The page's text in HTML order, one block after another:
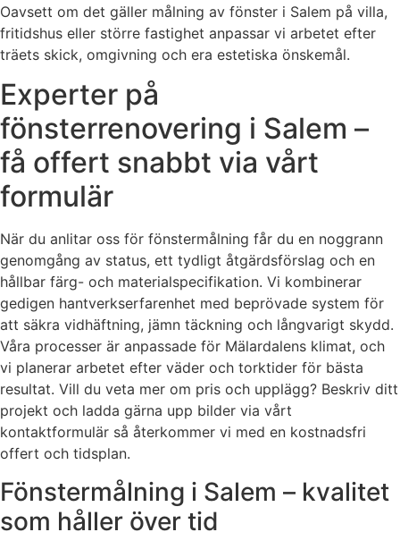
Oavsett om det gäller målning av fönster i Salem på villa,
fritidshus eller större fastighet anpassar vi arbetet efter
träets skick, omgivning och era estetiska önskemål.
Experter på
fönsterrenovering i Salem –
få offert snabbt via vårt
formulär
När du anlitar oss för fönstermålning får du en noggrann
genomgång av status, ett tydligt åtgärdsförslag och en
hållbar färg- och materialspecifikation. Vi kombinerar
gedigen hantverkserfarenhet med beprövade system för
att säkra vidhäftning, jämn täckning och långvarigt skydd.
Våra processer är anpassade för Mälardalens klimat, och
vi planerar arbetet efter väder och torktider för bästa
resultat. Vill du veta mer om pris och upplägg? Beskriv ditt
projekt och ladda gärna upp bilder via vårt
kontaktformulär så återkommer vi med en kostnadsfri
offert och tidsplan.
Fönstermålning i Salem – kvalitet
som håller över tid